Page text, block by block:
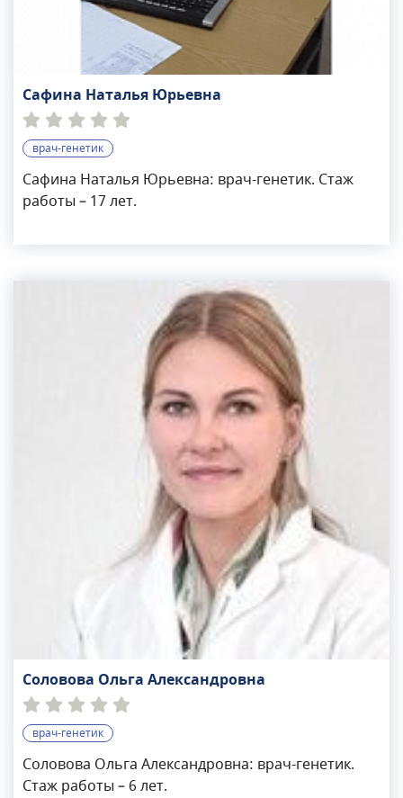
Сафина Наталья Юрьевна
врач-генетик
Сафина Наталья Юрьевна: врач-генетик. Стаж
работы – 17 лет.
Соловова Ольга Александровна
врач-генетик
Соловова Ольга Александровна: врач-генетик.
Стаж работы – 6 лет.